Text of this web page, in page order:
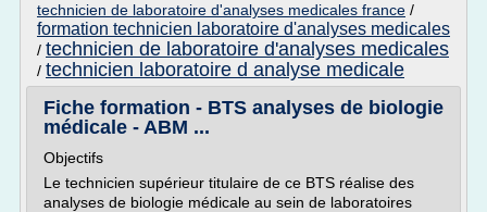
technicien de laboratoire d'analyses medicales france /
formation technicien laboratoire d'analyses medicales
/ technicien de laboratoire d'analyses medicales
/ technicien laboratoire d analyse medicale
Fiche formation - BTS analyses de biologie
médicale - ABM ...
Objectifs
Le technicien supérieur titulaire de ce BTS réalise des
analyses de biologie médicale au sein de laboratoires